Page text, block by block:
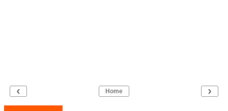
‹ ›
Home